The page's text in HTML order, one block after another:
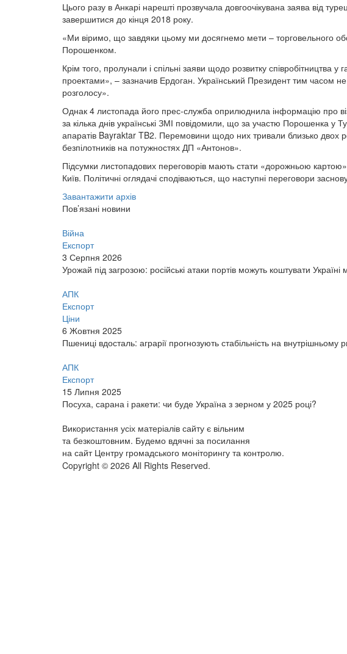
Цього разу в Анкарі нарешті прозвучала довгоочікувана заява від
завершитися до кінця 2018 року.
«Ми віримо, що завдяки цьому ми досягнемо мети – торговельного
Порошенком.
Крім того, пролунали і спільні заяви щодо розвитку співробітництва
проектами», – зазначив Ердоган. Український Президент тим часом
розголосу».
Однак 4 листопада його прес-служба оприлюднила інформацію про
за кілька днів українські ЗМІ повідомили, що за участю Порошенка у
апаратів Bayraktar TB2. Перемовини щодо них тривали близько двох
безпілотників на потужностях ДП «Антонов».
Підсумки листопадових переговорів мають стати «дорожньою
Київ. Політичні оглядачі сподіваються, що наступні переговори
Завантажити архів
Пов’язані новини
Війна
Експорт
3 Серпня 2026
Урожай під загрозою: російські атаки портів можуть коштувати Україні
АПК
Експорт
Ціни
6 Жовтня 2025
Пшениці вдосталь: аграрії прогнозують стабільність на внутрішньому
АПК
Експорт
15 Липня 2025
Посуха, сарана і ракети: чи буде Україна з зерном у 2025 році?
Використання усіх матеріалів сайту є вільним
та безкоштовним. Будемо вдячні за посилання
на сайт Центру громадського моніторингу та контролю.
Copyright © 2026 All Rights Reserved.